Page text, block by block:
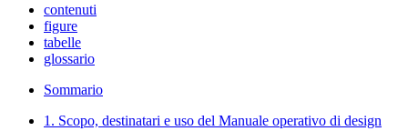
contenuti
figure
tabelle
glossario
Sommario
1. Scopo, destinatari e uso del Manuale operativo di design